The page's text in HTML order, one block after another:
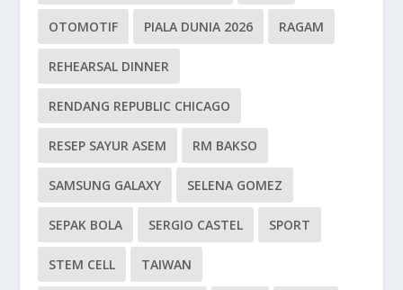
OTOMOTIF PIALA DUNIA 2026 RAGAM
REHEARSAL DINNER
RENDANG REPUBLIC CHICAGO
RESEP SAYUR ASEM RM BAKSO
SAMSUNG GALAXY SELENA GOMEZ
SEPAK BOLA SERGIO CASTEL SPORT
STEM CELL TAIWAN